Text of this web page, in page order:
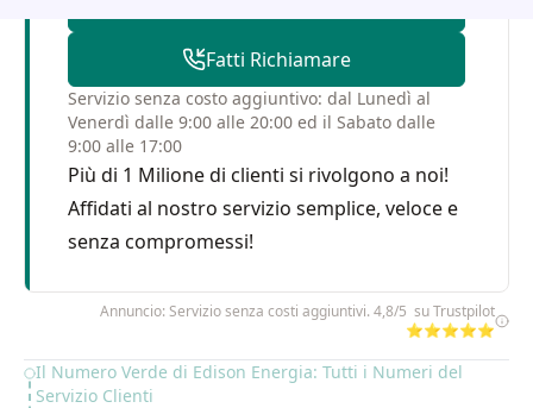
Fatti Richiamare
Servizio senza costo aggiuntivo: dal Lunedì al
Venerdì dalle 9:00 alle 20:00 ed il Sabato dalle
9:00 alle 17:00
Più di 1 Milione di clienti si rivolgono a noi!
Affidati al nostro servizio semplice, veloce e
senza compromessi!
Annuncio: Servizio senza costi aggiuntivi. 4,8/5 su Trustpilot
⭐⭐⭐⭐⭐
Table of Contents
Il Numero Verde di Edison Energia: Tutti i Numeri del
Servizio Clienti